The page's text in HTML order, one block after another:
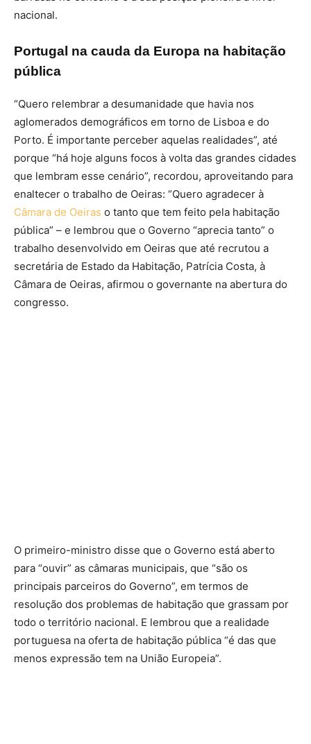
nacional.
Portugal na cauda da Europa na habitação
pública
“Quero relembrar a desumanidade que havia nos
aglomerados demográficos em torno de Lisboa e do
Porto. É importante perceber aquelas realidades”, até
porque “há hoje alguns focos à volta das grandes cidades
que lembram esse cenário”, recordou, aproveitando para
enaltecer o trabalho de Oeiras: “Quero agradecer à
Câmara de Oeiras o tanto que tem feito pela habitação
pública” – e lembrou que o Governo “aprecia tanto” o
trabalho desenvolvido em Oeiras que até recrutou a
secretária de Estado da Habitação, Patrícia Costa, à
Câmara de Oeiras, afirmou o governante na abertura do
congresso.
O primeiro-ministro disse que o Governo está aberto
para “ouvir” as câmaras municipais, que “são os
principais parceiros do Governo”, em termos de
resolução dos problemas de habitação que grassam por
todo o território nacional. E lembrou que a realidade
portuguesa na oferta de habitação pública “é das que
menos expressão tem na União Europeia”.